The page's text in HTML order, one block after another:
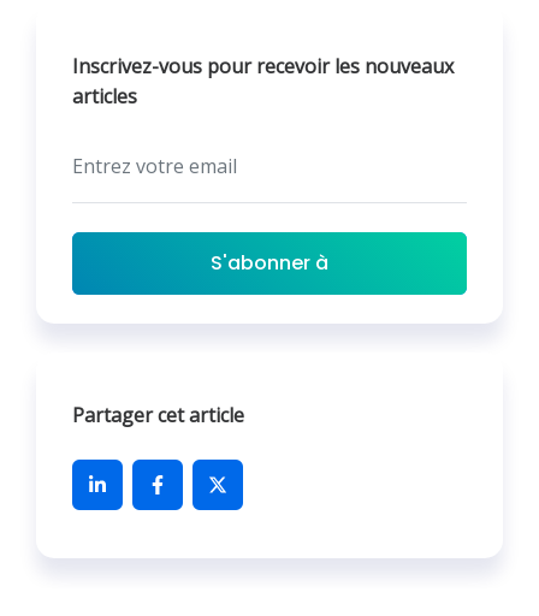
Inscrivez-vous pour recevoir les nouveaux
articles
S'abonner à
Partager cet article